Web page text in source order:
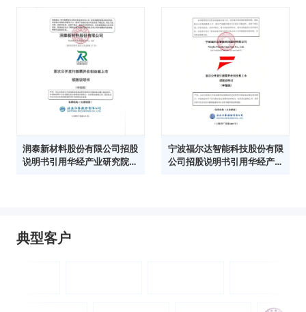
润泰新材料股份有限公司招股
说明书引用华经产业研究院数
宁波福尔达智能科技股份有限
公司招股说明书引用华经产业
典型客户